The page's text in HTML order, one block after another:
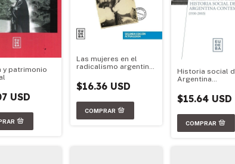
y patrimonio
USD
Las mujeres en el
radicalismo argentino
$16.36 USD
Historia social
Argentina
2003)
$15.64 USD